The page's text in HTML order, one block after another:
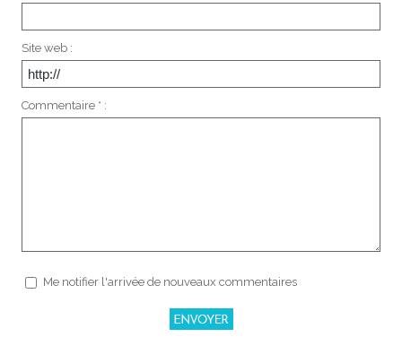
Site web :
Commentaire * :
Me notifier l'arrivée de nouveaux commentaires